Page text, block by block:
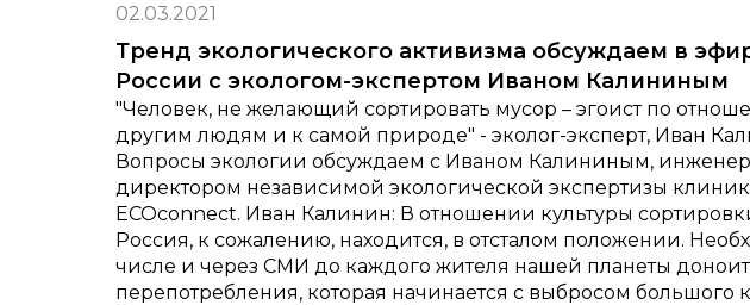
02.03.2021
Тренд экологического активизма обсуждаем в
России с экологом-экспертом Иваном Калининым
"Человек, не желающий сортировать мусор – эгоист по
другим людям и к самой природе" - эколог-эксперт, Иван
Вопросы экологии обсуждаем с Иваном Калининым,
директором независимой экологической экспертизы
ECOconnect. Иван Калинин: В отношении культуры
Россия, к сожалению, находится, в отсталом положении.
числе и через СМИ до каждого жителя нашей планеты
перепотребления, которая начинается с выбросом большого